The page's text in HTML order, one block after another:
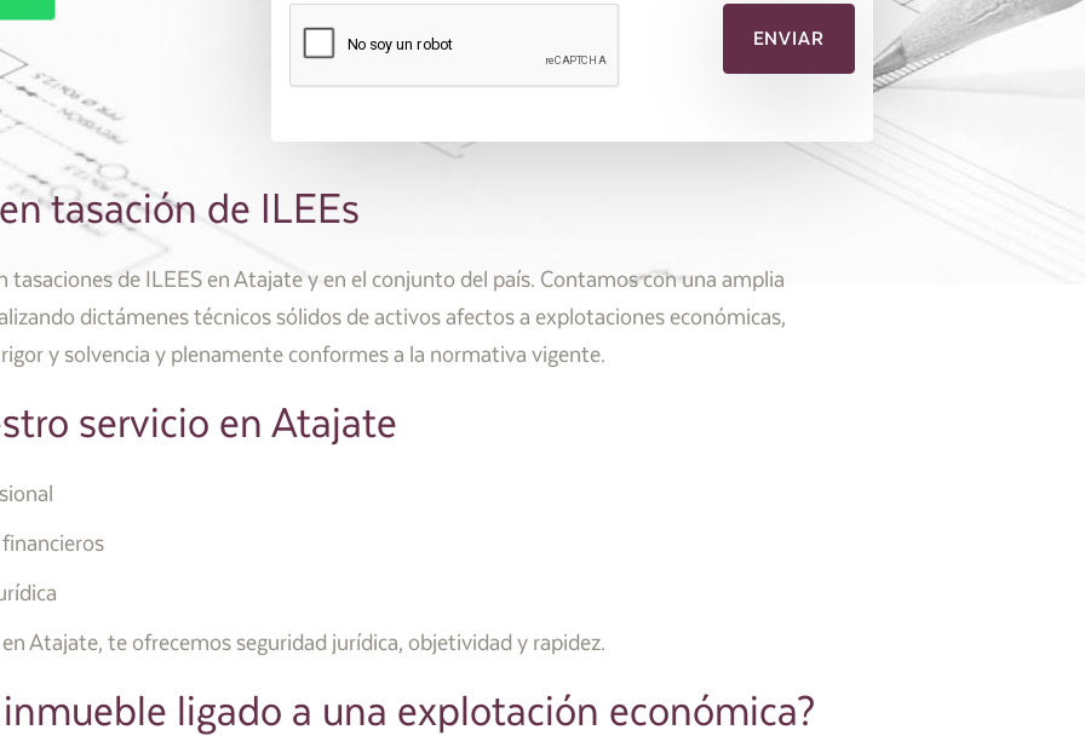
tasación de ILEEs
tasaciones de ILEES en Atajate y en el conjunto del país. Contamos con una amplia
dictámenes técnicos sólidos de activos afectos a explotaciones económicas,
y solvencia y plenamente conformes a la normativa vigente.
servicio en Atajate
Atajate, te ofrecemos seguridad jurídica, objetividad y rapidez.
ligado a una explotación económica?